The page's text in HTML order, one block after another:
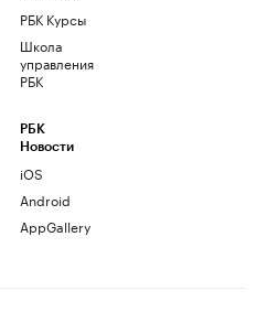
РБК Курсы
Школа
управления
РБК
РБК
Новости
iOS
Android
AppGallery